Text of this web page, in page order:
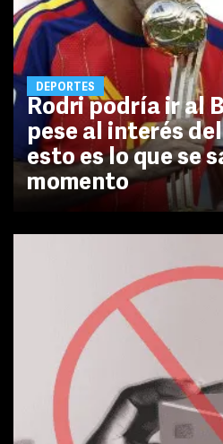
DEPORTES
Rodri podría ir al
pese al interés
esto es lo que se
momento